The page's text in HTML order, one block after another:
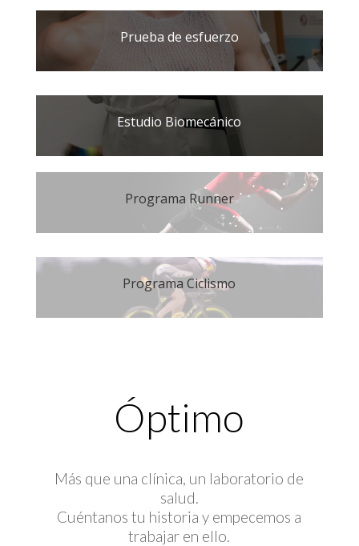
Prueba de esfuerzo
Estudio Biomecánico
Programa Runner
Programa Ciclismo
Óptimo
Más que una clínica, un laboratorio de
salud.
Cuéntanos tu historia y empecemos a
trabajar en ello.